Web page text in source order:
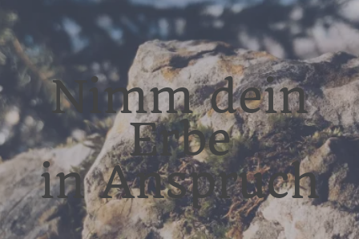
Nimm dein
Erbe
in Anspruch